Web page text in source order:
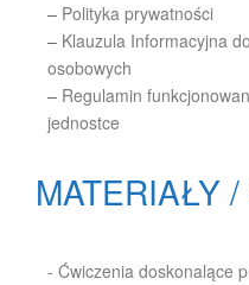
– Polityka prywatności
– Klauzula Informacyjna
osobowych
– Regulamin
jednostce
MATERIAŁY
- Ćwiczenia doskonalące